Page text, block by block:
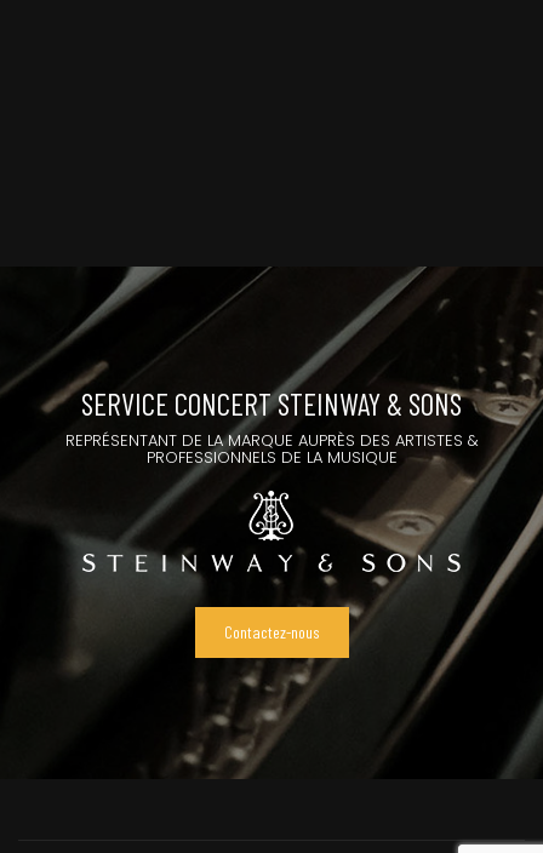
SERVICE CONCERT STEINWAY & SONS
REPRÉSENTANT DE LA MARQUE AUPRÈS DES ARTISTES &
PROFESSIONNELS DE LA MUSIQUE
Contactez-nous